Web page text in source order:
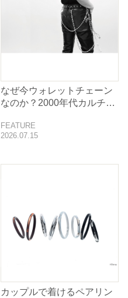
なぜ今ウォレットチェーン
なのか？2000年代カルチャ
点
FEATURE
2026.07.15
カップルで着けるペアリン